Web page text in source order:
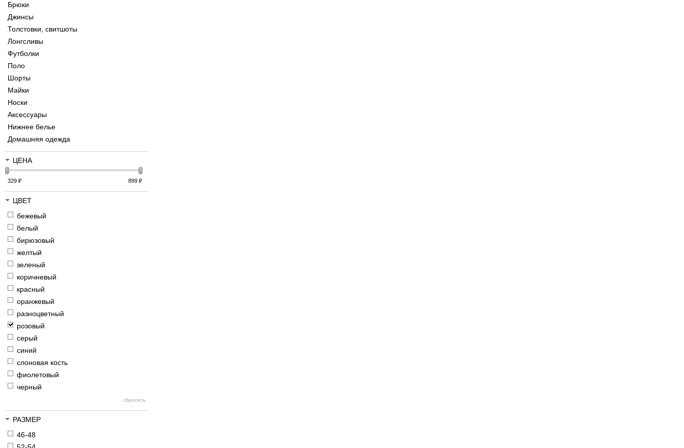
Брюки
Джинсы
Толстовки, свитшоты
Лонгсливы
Футболки
Поло
Шорты
Майки
Носки
Аксессуары
Нижнее белье
Домашняя одежда
ЦЕНА
329 ₽ 899₽
ЦВЕТ
бежевый
белый
бирюзовый
желтый
зеленый
коричневый
красный
оранжевый
разноцветный
розовый
серый
синий
слоновая кость
фиолетовый
черный
РАЗМЕР
46-48